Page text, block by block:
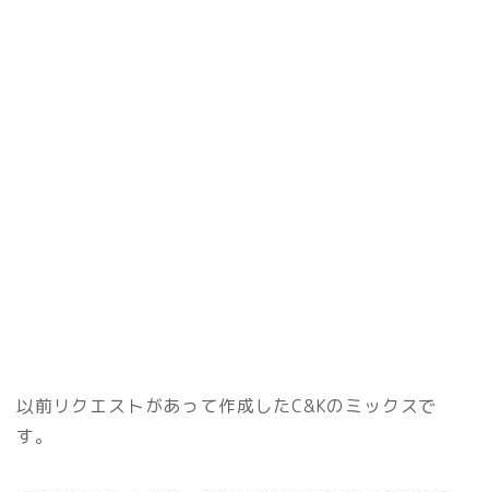
以前リクエストがあって作成したC&Kのミックスで
す。